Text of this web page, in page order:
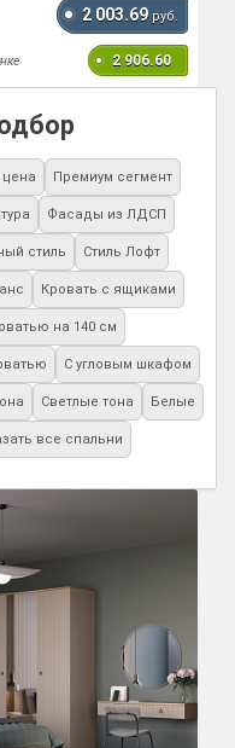
2 003.69 руб.
2 906.60
цена Премиум сегмент
Фасады из ЛДСП
стиль Стиль Лофт
Кровать с ящиками
на 140 см
С угловым шкафом
Светлые тона Белые
все спальни